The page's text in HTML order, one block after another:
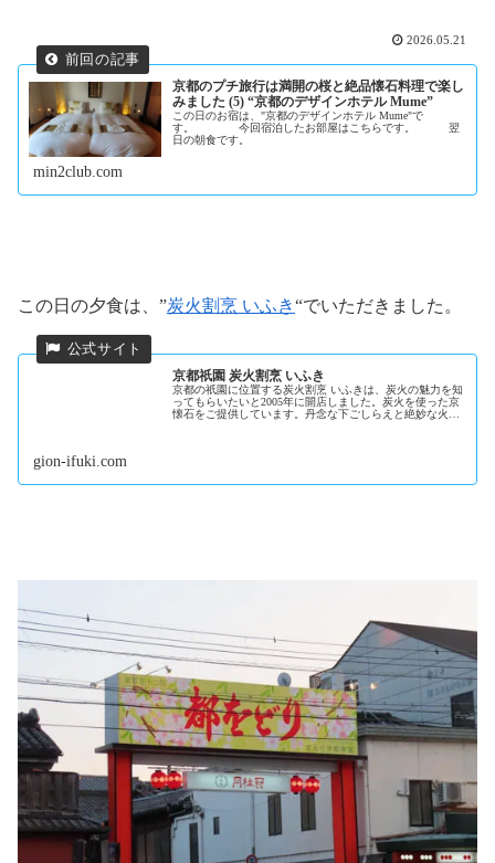
2026.05.21
京都のプチ旅行は満開の桜と絶品懐石料理で楽し
みました (5) “京都のデザインホテル Mume”
この日のお宿は、"京都のデザインホテル Mume"で
す。 今回宿泊したお部屋はこちらです。 翌
日の朝食です。
min2club.com
この日の夕食は、”炭火割烹 いふき“でいただきました。
京都祇園 炭火割烹 いふき
京都の祇園に位置する炭火割烹 いふきは、炭火の魅力を知
ってもらいたいと2005年に開店しました。炭火を使った京
懐石をご提供しています。丹念な下ごしらえと絶妙な火入
gion-ifuki.com